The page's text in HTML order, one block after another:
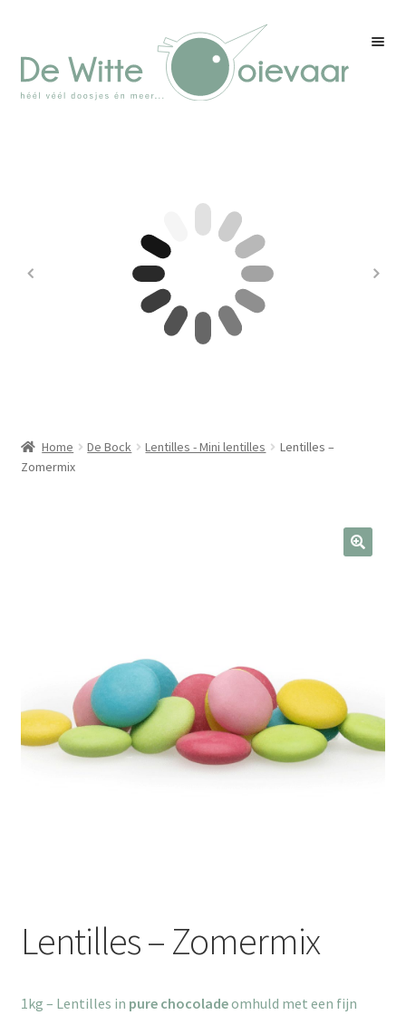
Over drukwerk
Home De Bock Lentilles - Mini lentilles
Lentilles –
Zomermix
Lentilles – Zomermix
1kg – Lentilles in pure chocoladeomhuld met een fijn